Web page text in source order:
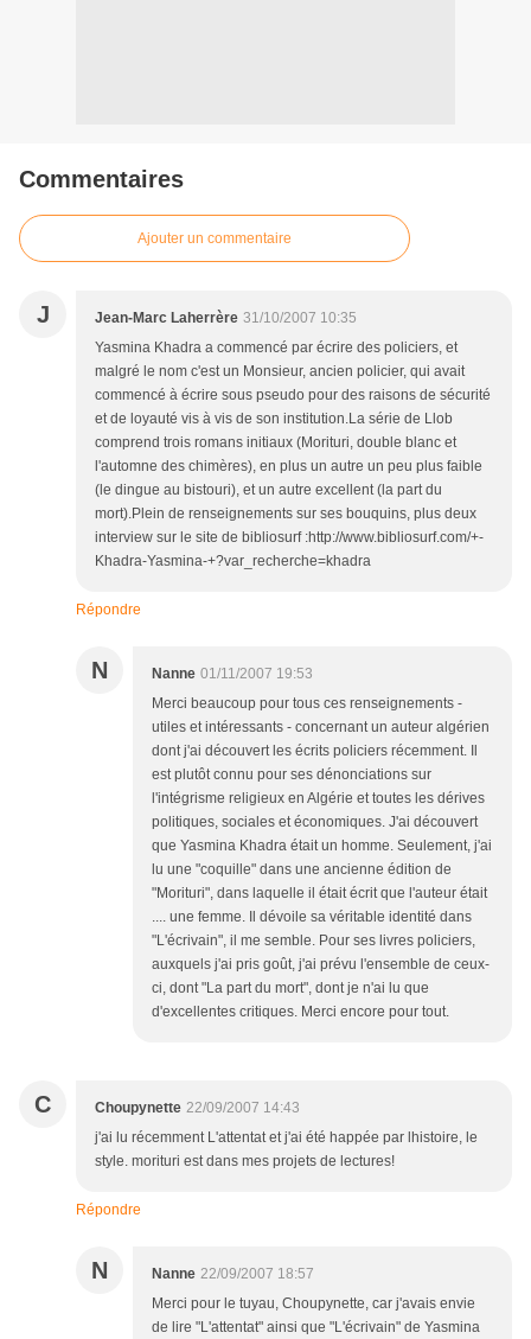
Commentaires
Ajouter un commentaire
J Jean-Marc Laherrère 31/10/2007 10:35
Yasmina Khadra a commencé par écrire des policiers, et
malgré le nom c'est un Monsieur, ancien policier, qui avait
commencé à écrire sous pseudo pour des raisons de sécurité
et de loyauté vis à vis de son institution.La série de Llob
comprend trois romans initiaux (Morituri, double blanc et
l'automne des chimères), en plus un autre un peu plus faible
(le dingue au bistouri), et un autre excellent (la part du
mort).Plein de renseignements sur ses bouquins, plus deux
interview sur le site de bibliosurf :http://www.bibliosurf.com/+-
Khadra-Yasmina-+?var_recherche=khadra
Répondre
N Nanne 01/11/2007 19:53
Merci beaucoup pour tous ces renseignements -
utiles et intéressants - concernant un auteur algérien
dont j'ai découvert les écrits policiers récemment. Il
est plutôt connu pour ses dénonciations sur
l'intégrisme religieux en Algérie et toutes les dérives
politiques, sociales et économiques. J'ai découvert
que Yasmina Khadra était un homme. Seulement, j'ai
lu une "coquille" dans une ancienne édition de
"Morituri", dans laquelle il était écrit que l'auteur était
.... une femme. Il dévoile sa véritable identité dans
"L'écrivain", il me semble. Pour ses livres policiers,
auxquels j'ai pris goût, j'ai prévu l'ensemble de ceux-
ci, dont "La part du mort", dont je n'ai lu que
d'excellentes critiques. Merci encore pour tout.
C Choupynette 22/09/2007 14:43
j'ai lu récemment L'attentat et j'ai été happée par lhistoire, le
style. morituri est dans mes projets de lectures!
Répondre
N Nanne 22/09/2007 18:57
Merci pour le tuyau, Choupynette, car j'avais envie
de lire "L'attentat" ainsi que "L'écrivain" de Yasmina